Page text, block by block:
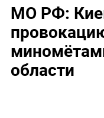
МО РФ:
области